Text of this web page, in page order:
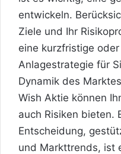
entwickeln.
Ziele und Ihr
eine kurzfristige
Anlagestrategie für
Dynamik des
Wish Aktie können
auch Risiken bieten.
Entscheidung,
und Markttrends, ist